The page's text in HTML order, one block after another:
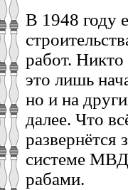
В 1948 году
работ. Никто
это лишь
но и на
далее. Что
развернётся
системе
рабами.